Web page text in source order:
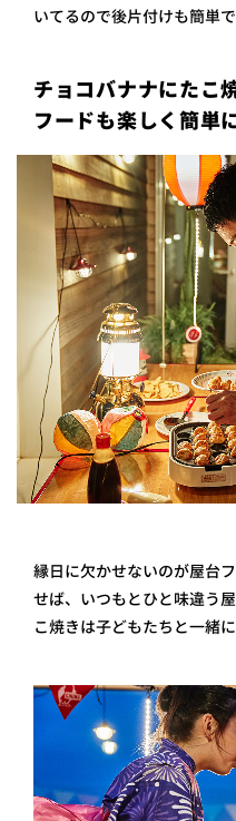
いてるので後片付けも簡単で
チョコバナナにたこ
フードも楽しく簡単
縁日に欠かせないのが屋台
せば、いつもとひと味違う
こ焼きは子どもたちと一緒